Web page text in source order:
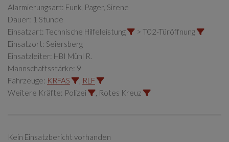
Alarmierungsart: Funk, Pager, Sirene
Dauer: 1 Stunde
Einsatzart: Technische Hilfeleistung
> T02-Türöffnung
Einsatzort: Seiersberg
Einsatzleiter: HBI Mühl R.
Mannschaftsstärke: 9
Fahrzeuge: KRFAS
RLF
Weitere Kräfte: Polizei , Rotes Kreuz
Kein Einsatzbericht vorhanden